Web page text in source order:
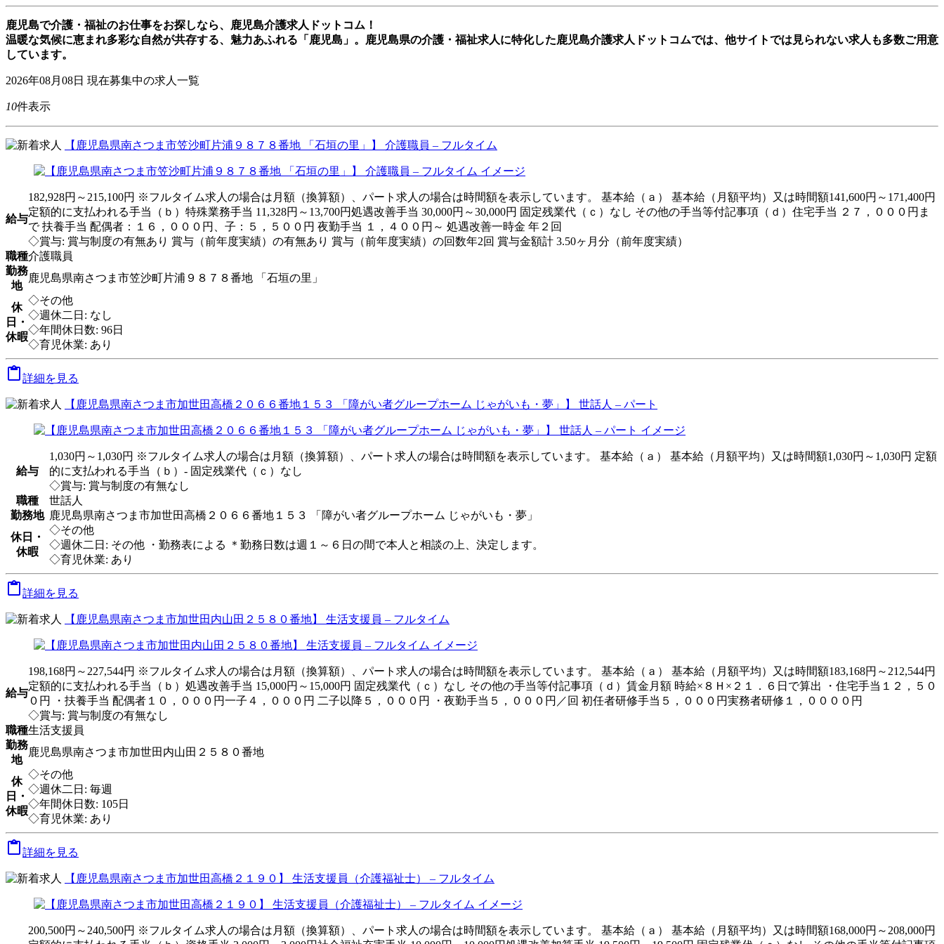
鹿児島で介護・福祉のお仕事をお探しなら、鹿児島介護求人ドットコム！
温暖な気候に恵まれ多彩な自然が共存する、魅力あふれる「鹿児島」。鹿児島県の介護・福祉求人に特化した鹿児島介護求人ドットコムでは、他サイトでは見られない求人も多数ご用意
しています。
2026年08月08日 現在募集中の求人一覧
10件表示
【鹿児島県南さつま市笠沙町片浦９８７８番地 「石垣の里」】 介護職員 – フルタイム
給与
182,928円～215,100円 ※フルタイム求人の場合は月額（換算額）、パート求人の場合は時間額を表示しています。 基本給（ａ） 基本給（月額平均）又は時間額141,600円～171,400円
定額的に支払われる手当（ｂ）特殊業務手当 11,328円～13,700円処遇改善手当 30,000円～30,000円 固定残業代（ｃ）なし その他の手当等付記事項（ｄ）住宅手当 ２７，０００円ま
で 扶養手当 配偶者：１６，０００円、子：５，５００円 夜勤手当 １，４００円～ 処遇改善一時金 年２回
◇賞与: 賞与制度の有無あり 賞与（前年度実績）の有無あり 賞与（前年度実績）の回数年2回 賞与金額計 3.50ヶ月分（前年度実績）
職種介護職員
勤務
地
鹿児島県南さつま市笠沙町片浦９８７８番地 「石垣の里」
休
日・
休暇
◇その他
◇週休二日: なし
◇年間休日数: 96日
◇育児休業: あり
 詳細を見る
【鹿児島県南さつま市加世田高橋２０６６番地１５３ 「障がい者グループホーム じゃがいも・夢」】 世話人 – パート
給与
1,030円～1,030円 ※フルタイム求人の場合は月額（換算額）、パート求人の場合は時間額を表示しています。 基本給（ａ） 基本給（月額平均）又は時間額1,030円～1,030円 定額
的に支払われる手当（ｂ）- 固定残業代（ｃ）なし
◇賞与: 賞与制度の有無なし
職種
世話人
勤務地 鹿児島県南さつま市加世田高橋２０６６番地１５３ 「障がい者グループホーム じゃがいも・夢」
休日・
休暇
◇その他
◇週休二日: その他 ・勤務表による ＊勤務日数は週１～６日の間で本人と相談の上、決定します。
◇育児休業: あり
 詳細を見る
【鹿児島県南さつま市加世田内山田２５８０番地】 生活支援員 – フルタイム
給与
198,168円～227,544円 ※フルタイム求人の場合は月額（換算額）、パート求人の場合は時間額を表示しています。 基本給（ａ） 基本給（月額平均）又は時間額183,168円～212,544円
定額的に支払われる手当（ｂ）処遇改善手当 15,000円～15,000円 固定残業代（ｃ）なし その他の手当等付記事項（ｄ）賃金月額 時給×８Ｈ×２１．６日で算出 ・住宅手当１２，５０
０円 ・扶養手当 配偶者１０，０００円一子４，０００円 二子以降５，０００円 ・夜勤手当５，０００円／回 初任者研修手当５，０００円実務者研修１，００００円
◇賞与: 賞与制度の有無なし
職種生活支援員
勤務
地
鹿児島県南さつま市加世田内山田２５８０番地
休
日・
休暇
◇その他
◇週休二日: 毎週
◇年間休日数: 105日
◇育児休業: あり
 詳細を見る
【鹿児島県南さつま市加世田高橋２１９０】 生活支援員（介護福祉士） – フルタイム
200,500円～240,500円 ※フルタイム求人の場合は月額（換算額）、パート求人の場合は時間額を表示しています。 基本給（ａ） 基本給（月額平均）又は時間額168,000円～208,000円